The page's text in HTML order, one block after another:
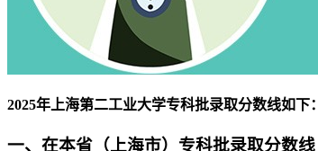
2025年上海第二工业大学专科批录取分数线如下：
一、在本省（上海市）专科批录取分数线